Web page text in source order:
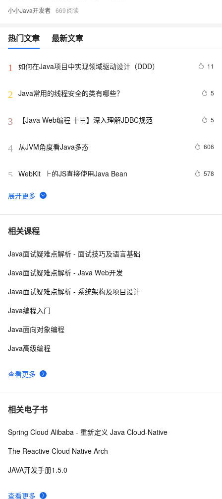
小小Java开发者 669
热门文章 最新文章
1 如何在Java项目中实现领域驱动设计（DDD） 11
2 Java常用的线程安全的类有哪些？ 5
3 【Java Web编程 十三】深入理解JDBC规范 5
4 从JVM角度看Java多态 606
5 WebKit  上的JS直接使用Java Bean 578
6 Java 图书管理系统详解
7 Kubernetes官方java客户端之七：patch操作
8 JAVA多线程实现的两种方式
10java 中的多线程   内部类实现 数据共享 和 Runnable实
相关课程
查看更多
Java面试疑难点解析 - 面试技巧及语言基础
Java面试疑难点解析 - Java Web开发
Java面试疑难点解析 - 系统架构及项目设计
Java编程入门
Java面向对象编程
Java高级编程
相关电子书
查看更多
Spring Cloud Alibaba - 重新定义 Java Cloud-Native
The Reactive Cloud Native Arch
JAVA开发手册1.5.0